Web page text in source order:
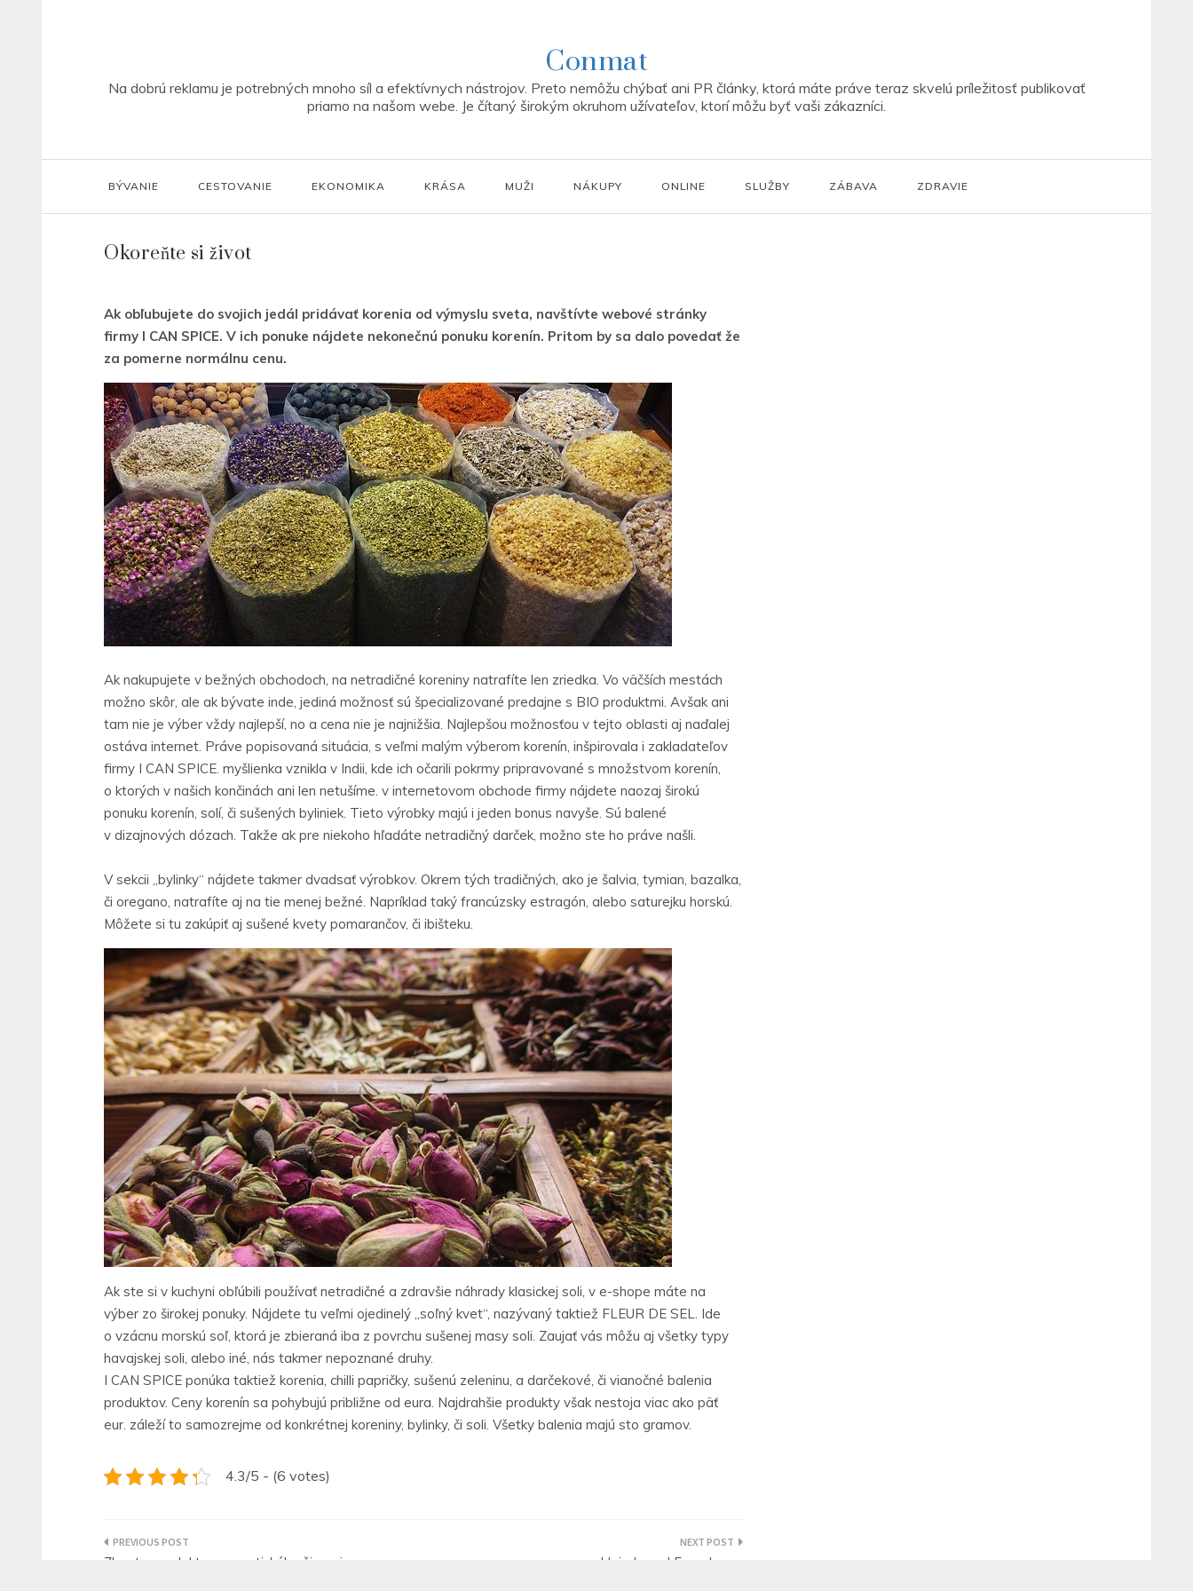
Conmat
Na dobrú reklamu je potrebných mnoho síl a efektívnych nástrojov. Preto nemôžu chýbať ani PR články, ktorá máte práve teraz skvelú príležitosť publikovať
priamo na našom webe. Je čítaný širokým okruhom užívateľov, ktorí môžu byť vaši zákazníci.
BÝVANIE CESTOVANIE EKONOMIKA KRÁSA MUŽI NÁKUPY ONLINE SLUŽBY ZÁBAVA ZDRAVIE
Okoreňte si život
Ak obľubujete do svojich jedál pridávať korenia od výmyslu sveta, navštívte webové stránky
firmy I CAN SPICE. V ich ponuke nájdete nekonečnú ponuku korenín. Pritom by sa dalo povedať že
za pomerne normálnu cenu.
Ak nakupujete v bežných obchodoch, na netradičné koreniny natrafíte len zriedka. Vo väčších mestách
možno skôr, ale ak bývate inde, jediná možnosť sú špecializované predajne s BIO produktmi. Avšak ani
tam nie je výber vždy najlepší, no a cena nie je najnižšia. Najlepšou možnosťou v tejto oblasti aj naďalej
ostáva internet. Práve popisovaná situácia, s veľmi malým výberom korenín, inšpirovala i zakladateľov
firmy I CAN SPICE. myšlienka vznikla v Indii, kde ich očarili pokrmy pripravované s množstvom korenín,
o ktorých v našich končinách ani len netušíme. v internetovom obchode firmy nájdete naozaj širokú
ponuku korenín, solí, či sušených byliniek. Tieto výrobky majú i jeden bonus navyše. Sú balené
v dizajnových dózach. Takže ak pre niekoho hľadáte netradičný darček, možno ste ho práve našli.
V sekcii „bylinky“ nájdete takmer dvadsať výrobkov. Okrem tých tradičných, ako je šalvia, tymian, bazalka,
či oregano, natrafíte aj na tie menej bežné. Napríklad taký francúzsky estragón, alebo saturejku horskú.
Môžete si tu zakúpiť aj sušené kvety pomarančov, či ibišteku.
Ak ste si v kuchyni obľúbili používať netradičné a zdravšie náhrady klasickej soli, v e-shope máte na
výber zo širokej ponuky. Nájdete tu veľmi ojedinelý „soľný kvet“, nazývaný taktiež FLEUR DE SEL. Ide
o vzácnu morskú soľ, ktorá je zbieraná iba z povrchu sušenej masy soli. Zaujať vás môžu aj všetky typy
havajskej soli, alebo iné, nás takmer nepoznané druhy.
I CAN SPICE ponúka taktiež korenia, chilli papričky, sušenú zeleninu, a darčekové, či vianočné balenia
produktov. Ceny korenín sa pohybujú približne od eura. Najdrahšie produkty však nestoja viac ako päť
eur. záleží to samozrejme od konkrétnej koreniny, bylinky, či soli. Všetky balenia majú sto gramov.
4.3/5 - (6 votes)
Navigace
Zbavte sa elektromagnetického žiarenia
Hairplus od Facedermy